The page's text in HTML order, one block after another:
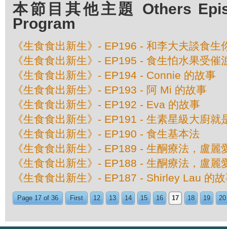
本節目其他主題 Others
Program
《生食食出新生》- EP196 - 和李大夫談食生
《生食食出新生》- EP195 - 食生怕水果受催
《生食食出新生》- EP194 - Connie 的故事
《生食食出新生》- EP193 - 阿 Mi 的故事
《生食食出新生》- EP192 - Eva 的故事
《生食食出新生》- EP191 - 生素星級大廚就
《生食食出新生》- EP190 - 食生基本法
《生食食出新生》- EP189 - 生酮療法，盧麗
《生食食出新生》- EP188 - 生酮療法，盧麗
《生食食出新生》- EP187 - Shirley Lau 的
Page 17 of 36 First 12 13 14 15 16 17 18 19 20